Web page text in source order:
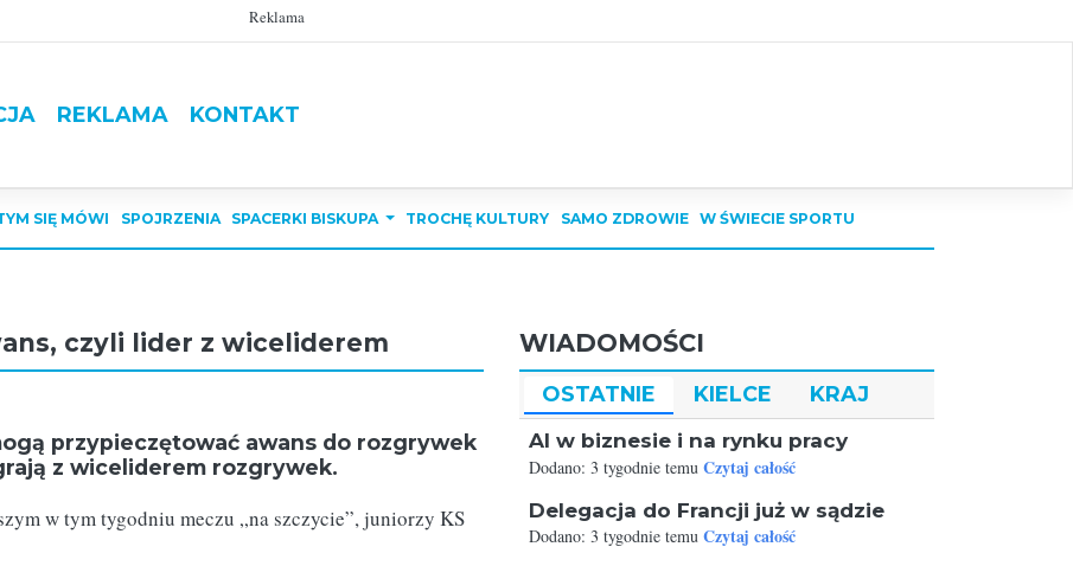
Reklama
REKLAMA KONTAKT
SIĘ MÓWI SPOJRZENIA SPACERKI BISKUPA TROCHĘ KULTURY SAMO ZDROWIE W ŚWIECIE SPORTU
czyli lider z wiceliderem
przypieczętować awans do rozgrywek
z wiceliderem rozgrywek.
w tym tygodniu meczu „na szczycie”, juniorzy KS
WIADOMOŚCI
OSTATNIE KIELCE KRAJ
AI w biznesie i na rynku pracy
Dodano: 3 tygodnie temu Czytaj całość
Delegacja do Francji już w sądzie
Dodano: 3 tygodnie temu Czytaj całość